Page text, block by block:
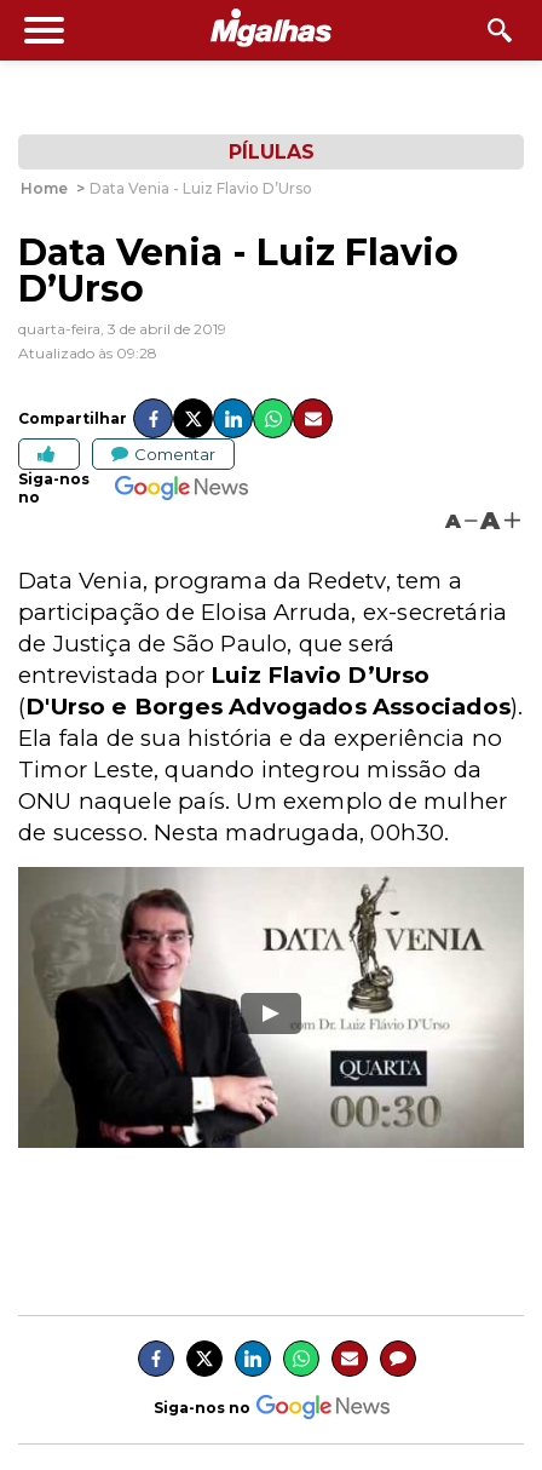
PÍLULAS
Home > Data Venia - Luiz Flavio D’Urso
Data Venia - Luiz Flavio
D’Urso
quarta-feira, 3 de abril de 2019
Atualizado às 09:28
Compartilhar
Comentar
Siga-nos
no
A A
Data Venia, programa da Redetv, tem a
participação de Eloisa Arruda, ex-secretária
de Justiça de São Paulo, que será
entrevistada por Luiz Flavio D’Urso
(D'Urso e Borges Advogados Associados).
Ela fala de sua história e da experiência no
Timor Leste, quando integrou missão da
ONU naquele país. Um exemplo de mulher
de sucesso. Nesta madrugada, 00h30.
Siga-nos no